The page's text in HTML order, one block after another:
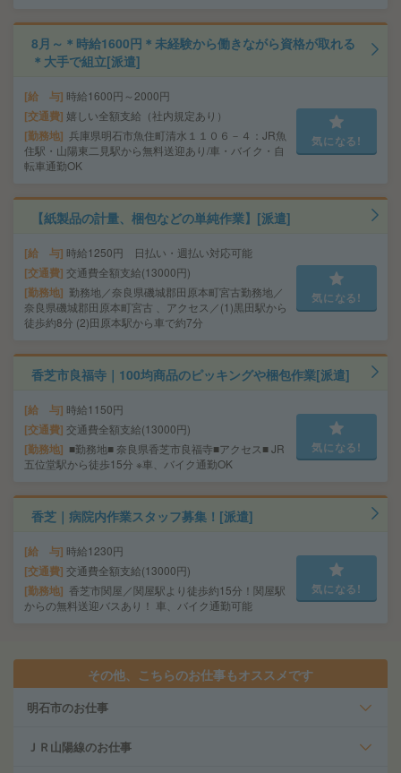
8月～＊時給1600円＊未経験から働きながら資格が取れる
＊大手で組立[派遣]
給 与 時給1600円～2000円
交通費 嬉しい全額支給（社内規定あり）
勤務地 兵庫県明石市魚住町清水１１０６－４：JR魚
住駅・山陽東二見駅から無料送迎あり/車・バイク・自
転車通勤OK
気になる!
【紙製品の計量、梱包などの単純作業】[派遣]
給 与 時給1250円 日払い・週払い対応可能
交通費 交通費全額支給(13000円)
勤務地 勤務地／奈良県磯城郡田原本町宮古勤務地／
奈良県磯城郡田原本町宮古 、アクセス／(1)黒田駅から
徒歩約8分 (2)田原本駅から車で約7分
気になる!
香芝市良福寺｜100均商品のピッキングや梱包作業[派遣]
給 与 時給1150円
交通費 交通費全額支給(13000円)
勤務地
■勤務地■ 奈良県香芝市良福寺■アクセス■ JR
五位堂駅から徒歩15分 ※車、バイク通勤OK
気になる!
香芝｜病院内作業スタッフ募集！[派遣]
給 与 時給1230円
交通費 交通費全額支給(13000円)
勤務地 香芝市関屋／関屋駅より徒歩約15分！関屋駅
からの無料送迎バスあり！ 車、バイク通勤可能
気になる!
その他、こちらのお仕事もオススメです
明石市のお仕事
ＪＲ山陽線のお仕事